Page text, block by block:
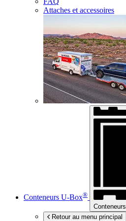
Attaches et accessoires
Conteneurs U-Box®
Conteneurs
Retour au menu principal